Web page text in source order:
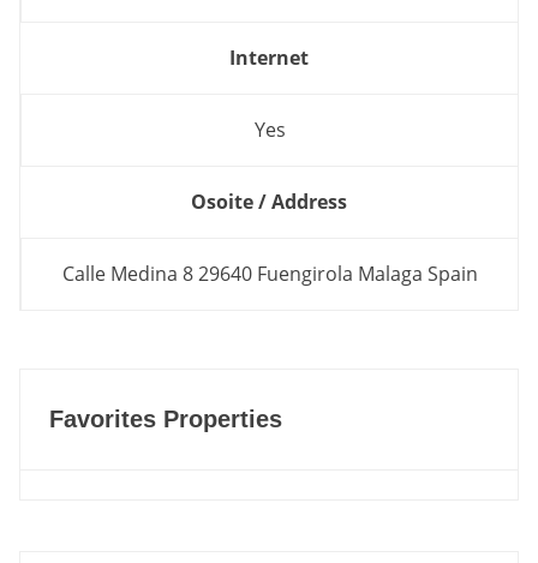
Internet
Yes
Osoite / Address
Calle Medina 8 29640 Fuengirola Malaga Spain
Favorites Properties